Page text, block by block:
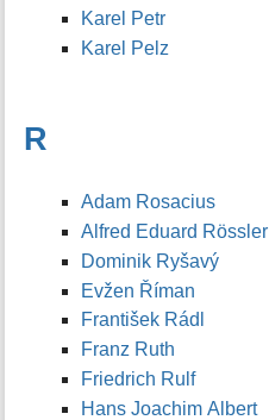
Karel Petr
Karel Pelz
R
Adam Rosacius
Alfred Eduard Rössler
Dominik Ryšavý
Evžen Říman
František Rádl
Franz Ruth
Friedrich Rulf
Hans Joachim Albert